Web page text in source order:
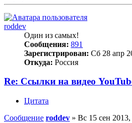
roddev
Один из самых!
Сообщения: 891
Зарегистрирован: Сб 28 апр
Откуда: Россия
Re: Ссылки на видео
Цитата
Сообщение roddev » Вс 15 сен 2013,